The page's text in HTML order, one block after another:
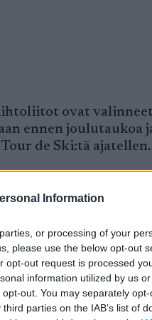
Information
or processing of your
please use the below opt-out
opt-out request is processed
information utilized by us
out. You may separately
parties on the IAB’s list of
ovat valinneet
ennen joulutaukoa
de Ski:tä ajatellen.
tule uusia
Tour de
kaudella 2006–2007.
Auklandin jälkeen.
niin
sekä pienestä